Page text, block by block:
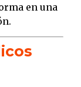
en una